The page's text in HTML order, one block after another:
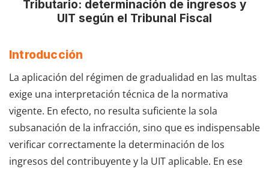
Tributario: determinación de ingresos y
UIT según el Tribunal Fiscal
Introducción
La aplicación del régimen de gradualidad en las multas
exige una interpretación técnica de la normativa
vigente. En efecto, no resulta suficiente la sola
subsanación de la infracción, sino que es indispensable
verificar correctamente la determinación de los
ingresos del contribuyente y la UIT aplicable. En ese